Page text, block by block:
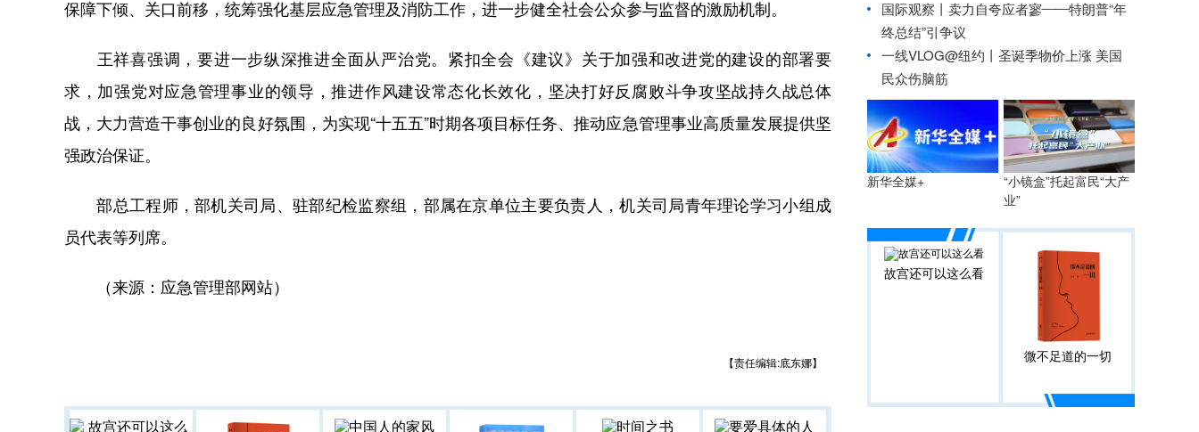
保障下倾、关口前移，统筹强化基层应急管理及消防工作，进一步健全社会公众参与监督的激励机制。
王祥喜强调，要进一步纵深推进全面从严治党。紧扣全会《建议》关于加强和改进党的建设的部署要
求，加强党对应急管理事业的领导，推进作风建设常态化长效化，坚决打好反腐败斗争攻坚战持久战总体
战，大力营造干事创业的良好氛围，为实现“十五五”时期各项目标任务、推动应急管理事业高质量发展提供坚
强政治保证。
部总工程师，部机关司局、驻部纪检监察组，部属在京单位主要负责人，机关司局青年理论学习小组成
员代表等列席。
（来源：应急管理部网站）
【责任编辑:底东娜】
国际观察丨 卖力自夸应者寥——特朗普“年
终总结”引争议
一线VLOG@纽约丨圣诞季物价上涨 美国
民众伤脑筋
新华全媒+
“小镜盒”托起富民“大产
业”
故宫还可以这么看
微不足道的一切